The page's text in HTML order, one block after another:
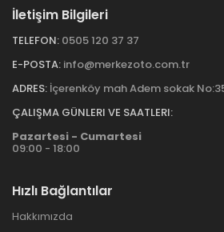
İletişim Bilgileri
TELEFON: 0505 120 37 37
E-POSTA: info@merkezoto.com.tr
ADRES: İçerenköy mah Adem sokak
ÇALIŞMA GÜNLERI VE SAATLERI:
Pazartesi - Cumartesi
09:00 - 18:00
Hızlı Bağlantılar
Hakkımızda